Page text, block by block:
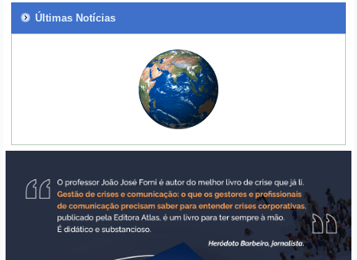
Últimas Notícias